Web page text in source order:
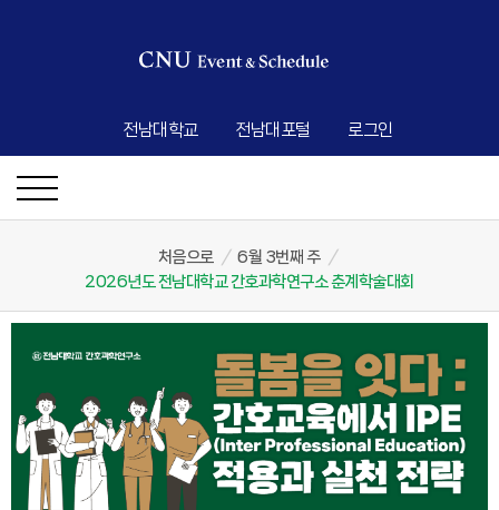
전남대학교 전남대포털 로그인
처음으로 / 6월 3번째 주 /
2026년도 전남대학교 간호과학연구소 춘계학술대회